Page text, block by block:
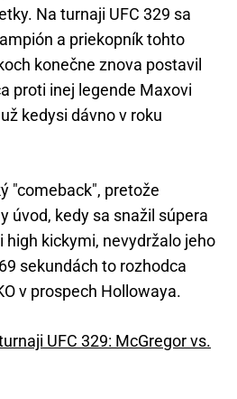
Na turnaji UFC 329 sa
a priekopník tohto
konečne znova postavil
proti inej legende Maxovi
kedysi dávno v roku
"comeback", pretože
úvod, kedy sa snažil súpera
kickymi, nevydržalo jeho
sekundách to rozhodca
v prospech Hollowaya.
UFC 329: McGregor vs.